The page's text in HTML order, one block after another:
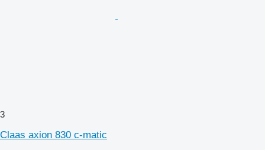
3
Claas axion 830 c-matic